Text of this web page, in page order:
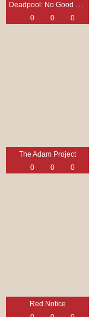
0 0 0
The Adam Project
0
0 0
Red Notice